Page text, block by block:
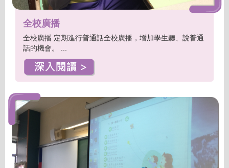
全校廣播
全校廣播 定期進行普通話全校廣播，增加學生聽、說普通
話的機會。 ...